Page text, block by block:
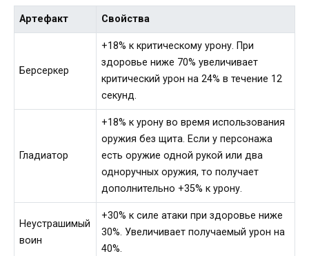
Артефакт Свойства
Берсеркер
+18% к критическому урону. При
здоровье ниже 70% увеличивает
критический урон на 24% в течение 12
секунд.
Гладиатор
+18% к урону во время использования
оружия без щита. Если у персонажа
есть оружие одной рукой или два
одноручных оружия, то получает
дополнительно +35% к урону.
Неустрашимый
воин
+30% к силе атаки при здоровье ниже
30%. Увеличивает получаемый урон на
40%.